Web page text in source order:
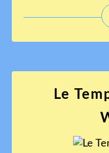
Le